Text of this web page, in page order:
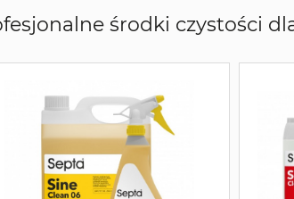
środki czystości